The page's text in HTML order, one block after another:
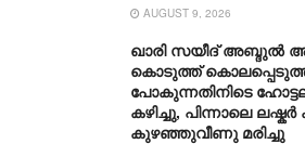
AUGUST 9, 2026
ഖാരി സയീദ് അബ്ദുൽ
കൊടുത്ത്
പോകുന്നതിനിടെ
കഴിച്ചു, പിന്നാലെ
കുഴഞ്ഞുവീണു മരിച്ചു